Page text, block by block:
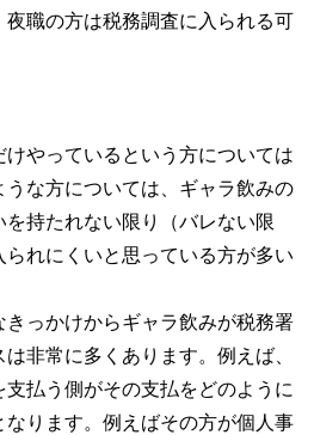
夜職の方は税務調査に入られる可
やっているという方については
うな方については、ギャラ飲みの
持たれない限り（バレない限
られにくいと思っている方が多い
きっかけからギャラ飲みが税務署
非常に多くあります。例えば、
払う側がその支払をどのように
ります。例えばその方が個人事